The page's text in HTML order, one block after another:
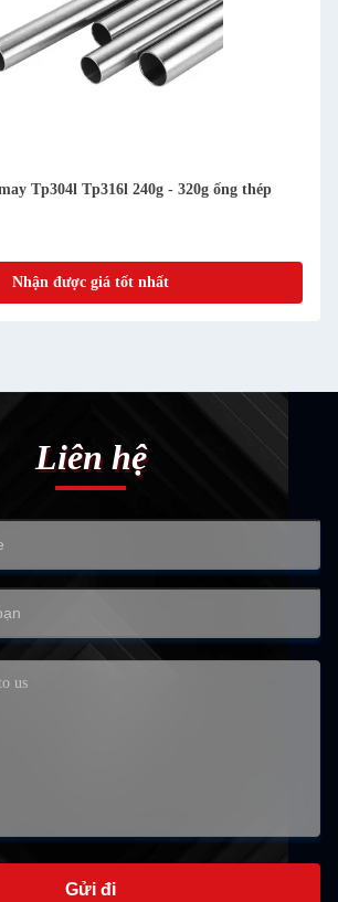
Tp304l Tp316l 240g - 320g ống thép
Nhận được giá tốt nhất
Liên hệ
Gửi đi